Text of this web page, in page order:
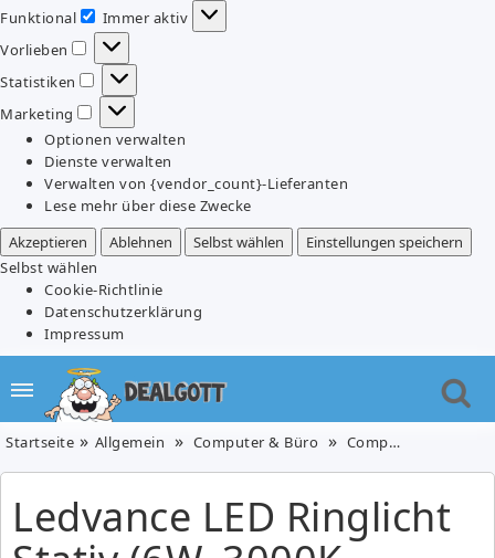
Funktional
Funktional
Immer aktiv
Vorlieben
Vorlieben
Statistiken
Statistiken
Marketing
Marketing
Optionen verwalten
Dienste verwalten
Verwalten von {vendor_count}-Lieferanten
Lese mehr über diese Zwecke
Akzeptieren
Ablehnen Selbst wählen
Einstellungen speichern
Selbst wählen
Cookie-Richtlinie
Datenschutzerklärung
Impressum
Startseite Allgemein Computer & Büro Computerzubehör
Ledvance LED Ringlicht